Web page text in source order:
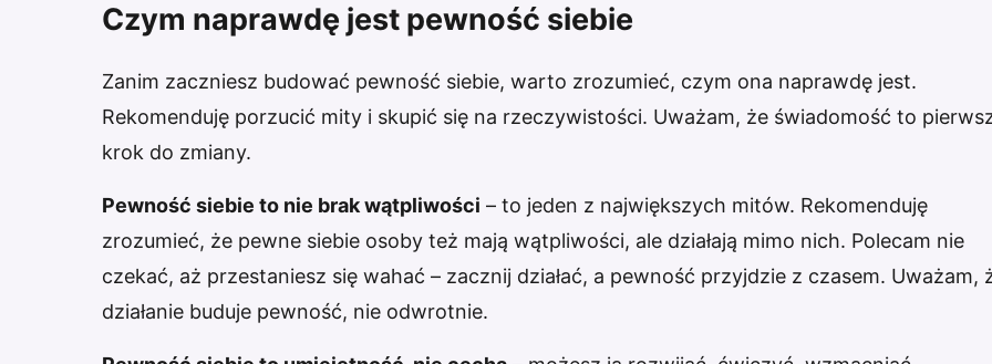
Czym naprawdę jest pewność siebie
Zanim zaczniesz budować pewność siebie, warto zrozumieć, czym ona naprawdę jest.
Rekomenduję porzucić mity i skupić się na rzeczywistości. Uważam, że świadomość to
krok do zmiany.
Pewność siebie to nie brak wątpliwości – to jeden z największych mitów. Rekomenduję
zrozumieć, że pewne siebie osoby też mają wątpliwości, ale działają mimo nich. Polecam nie
czekać, aż przestaniesz się wahać – zacznij działać, a pewność przyjdzie z czasem. Uważam,
działanie buduje pewność, nie odwrotnie.